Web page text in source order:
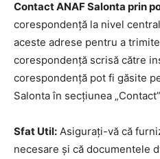
Contact ANAF Salonta prin
corespondență la nivel
aceste adrese pentru a
corespondență scrisă către
corespondență pot fi găsite
Salonta în secțiunea
Sfat Util: Asigurați-vă că
necesare și că documentele